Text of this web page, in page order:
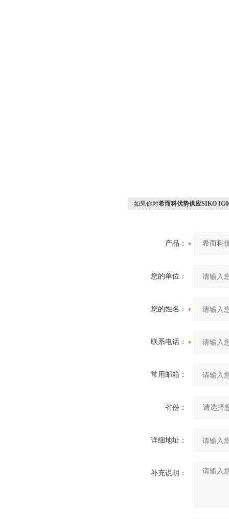
如果你对希而科优势供应SIKO
产品：
您的单位：
您的姓名：
联系电话：
常用邮箱：
省份：
详细地址：
补充说明：